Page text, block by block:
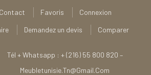
Contact Favoris
Connexion
Demandez un devis Comparer
Tél + Whatsapp : + (216) 55 800 820 –
Meubletunisie.tn@gmail.com